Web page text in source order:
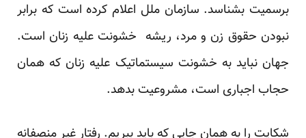
برسمیت بشناسد. سازمان ملل اعلام کرده است که برابر
نبودن حقوق زن و مرد، ریشه خشونت علیه زنان است.
جهان نباید به خشونت سیستماتیک علیه زنان که همان
حجاب اجباری است، مشروعیت بدهد.
شکایت را به همان جایی که باید ببریم. رفتار غیر منصفانه